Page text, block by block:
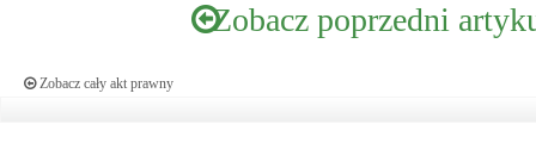
Zobacz poprzedni
Zobacz cały akt prawny